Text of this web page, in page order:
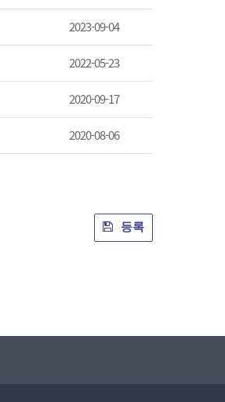
2023-09-04
2022-05-23
2020-09-17
2020-08-06
등록